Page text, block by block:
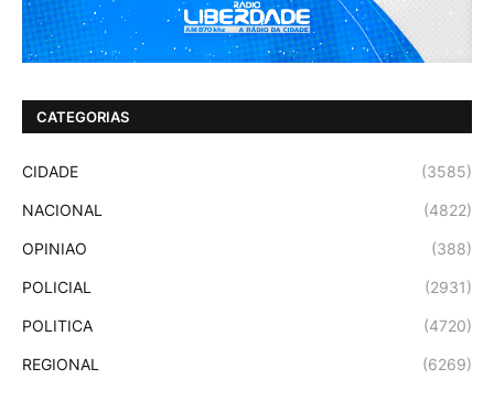
CATEGORIAS
CIDADE (3585)
NACIONAL (4822)
OPINIAO (388)
POLICIAL (2931)
POLITICA (4720)
REGIONAL (6269)